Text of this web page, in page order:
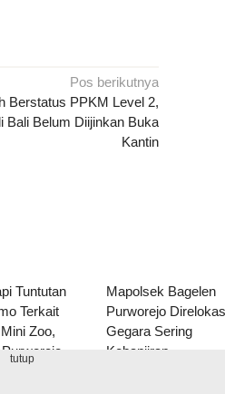
Pos berikutnya
Berstatus PPKM Level 2,
Bali Belum Diijinkan Buka
Kantin
Tuntutan
Terkait
Zoo,
Mapolsek Bagelen
Purworejo
Gegara Sering
Kebanjiran
tutup